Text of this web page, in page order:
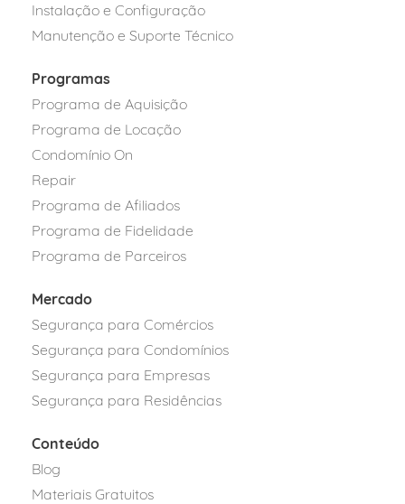
Instalação e Configuração
Manutenção e Suporte Técnico
Programas
Programa de Aquisição
Programa de Locação
Condomínio On
Repair
Programa de Afiliados
Programa de Fidelidade
Programa de Parceiros
Mercado
Segurança para Comércios
Segurança para Condomínios
Segurança para Empresas
Segurança para Residências
Conteúdo
Blog
Materiais Gratuitos